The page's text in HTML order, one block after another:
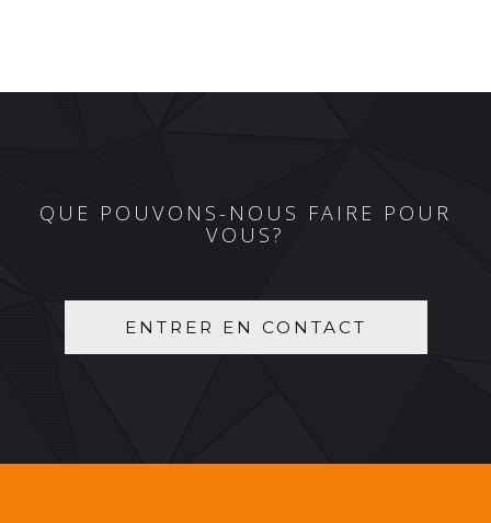
QUE POUVONS-NOUS FAIRE POUR
VOUS?
ENTRER EN CONTACT